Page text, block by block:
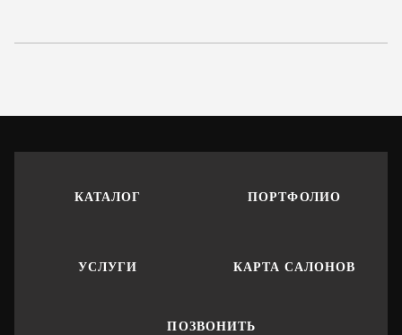
КАТАЛОГ ПОРТФОЛИО
УСЛУГИ КАРТА САЛОНОВ
ПОЗВОНИТЬ